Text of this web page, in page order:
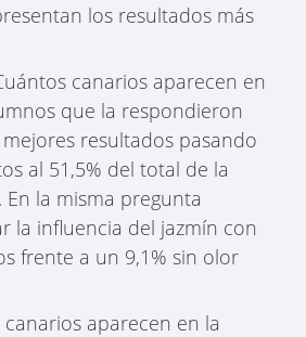
los resultados más
canarios aparecen en
que la respondieron
resultados pasando
al 51,5% del total de la
En la misma pregunta
la influencia del jazmín con
frente a un 9,1% sin olor
canarios aparecen en la